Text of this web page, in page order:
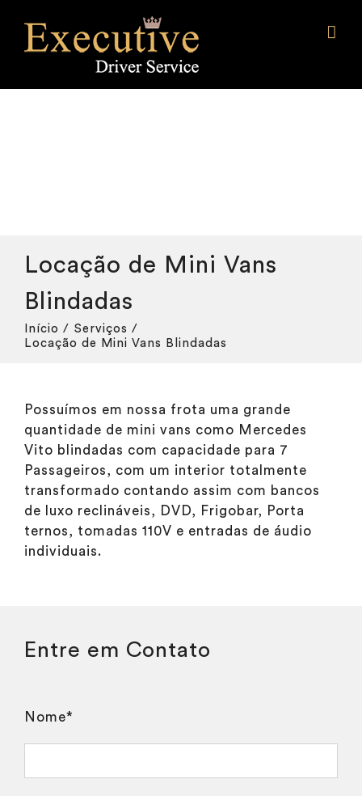
para
Locação de Mini Vans
Blindadas
Início
Serviços
Locação de Mini Vans Blindadas
Possuímos em nossa frota uma grande
quantidade de mini vans como Mercedes
Vito blindadas com capacidade para 7
Passageiros, com um interior totalmente
transformado contando assim com bancos
de luxo reclináveis, DVD, Frigobar, Porta
ternos, tomadas 110V e entradas de áudio
individuais.
Entre em Contato
Nome*